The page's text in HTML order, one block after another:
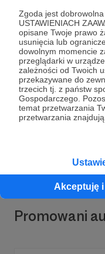
Zgoda jest
USTAWIENIACH
opisane Twoje prawo
usunięcia lub
dowolnym momencie
przeglądarki w
zależności od Twoich
przekazywane do
trzecich tj. z państw
Gospodarczego.
temat przetwarzania
przetwarzania
Akceptuję
Dołącz
Wesprzyj
Promowani